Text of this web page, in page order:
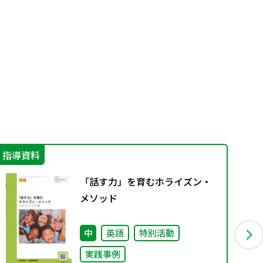
指導資料
「話す力」を育むホライズン・
メソッド
中 英語
特別活動
実践事例